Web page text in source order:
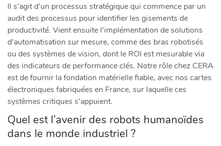
Il s’agit d’un processus stratégique qui commence par un
audit des processus pour identifier les gisements de
productivité. Vient ensuite l’implémentation de solutions
d’automatisation sur mesure, comme des bras robotisés
ou des systèmes de vision, dont le ROI est mesurable via
des indicateurs de performance clés. Notre rôle chez CERA
est de fournir la fondation matérielle fiable, avec nos cartes
électroniques fabriquées en France, sur laquelle ces
systèmes critiques s’appuient.
Quel est l’avenir des robots humanoïdes
dans le monde industriel ?